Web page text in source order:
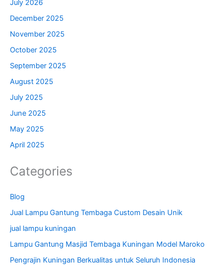
July 2026
December 2025
November 2025
October 2025
September 2025
August 2025
July 2025
June 2025
May 2025
April 2025
Categories
Blog
Jual Lampu Gantung Tembaga Custom Desain Unik
jual lampu kuningan
Lampu Gantung Masjid Tembaga Kuningan Model Maroko
Pengrajin Kuningan Berkualitas untuk Seluruh Indonesia